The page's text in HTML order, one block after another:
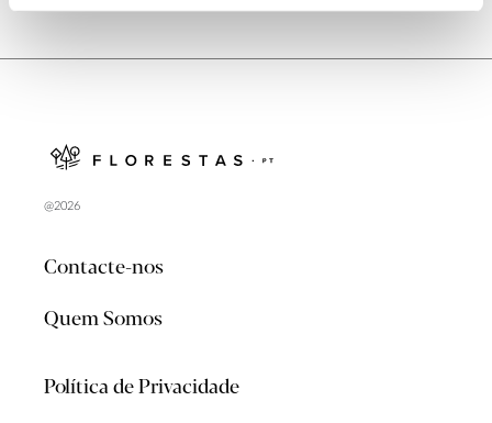
@2026
Contacte-nos
Quem Somos
Política de Privacidade